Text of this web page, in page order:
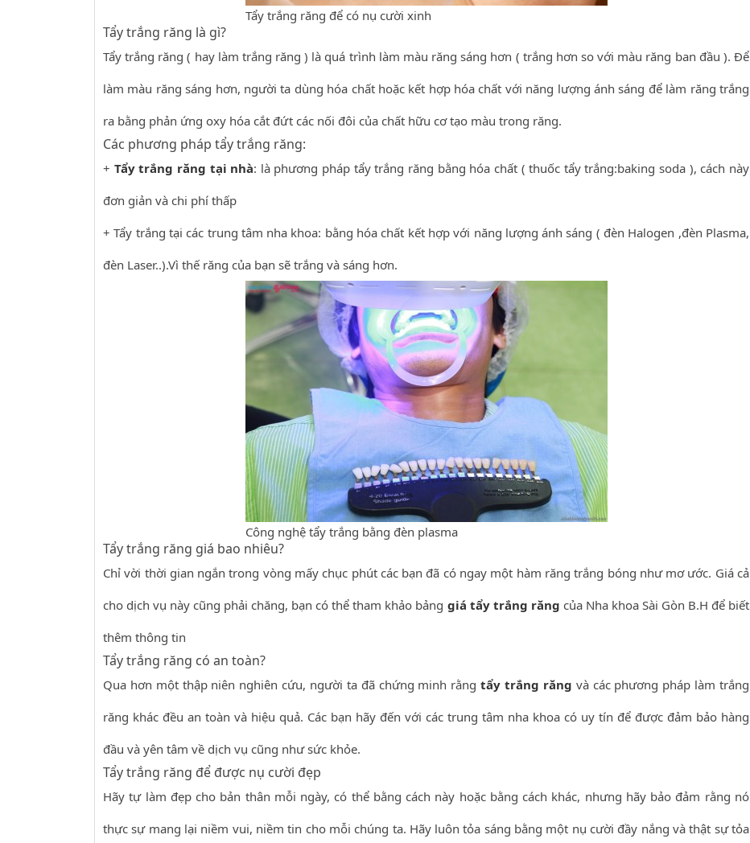
Tẩy trắng răng để có nụ cười xinh
Tẩy trắng răng là gì?
Tẩy trắng răng ( hay làm trắng răng ) là quá trình làm màu răng sáng hơn ( trắng hơn so với màu răng ban đầu ). Để
làm màu răng sáng hơn, người ta dùng hóa chất hoặc kết hợp hóa chất với năng lượng ánh sáng để làm răng trắng
ra bằng phản ứng oxy hóa cắt đứt các nối đôi của chất hữu cơ tạo màu trong răng.
Các phương pháp tẩy trắng răng:
+ Tẩy trắng răng tại nhà: là phương pháp tẩy trắng răng bằng hóa chất ( thuốc tẩy trắng:baking soda ), cách này
đơn giản và chi phí thấp
+ Tẩy trắng tại các trung tâm nha khoa: bằng hóa chất kết hợp với năng lượng ánh sáng ( đèn Halogen ,đèn Plasma,
đèn Laser..).Vì thế răng của bạn sẽ trắng và sáng hơn.
Công nghệ tẩy trắng bằng đèn plasma
Tẩy trắng răng giá bao nhiêu?
Chỉ vời thời gian ngắn trong vòng mấy chục phút các bạn đã có ngay một hàm răng trắng bóng như mơ ước. Giá cả
cho dịch vụ này cũng phải chăng, bạn có thể tham khảo bảng giá tẩy trắng răng của Nha khoa Sài Gòn B.H để biết
thêm thông tin
Tẩy trắng răng có an toàn?
Qua hơn một thập niên nghiên cứu, người ta đã chứng minh rằngtẩy trắng răng và các phương pháp làm trắng
răng khác đều an toàn và hiệu quả. Các bạn hãy đến với các trung tâm nha khoa có uy tín để được đảm bảo hàng
đầu và yên tâm về dịch vụ cũng như sức khỏe.
Tẩy trắng răng để được nụ cười đẹp
Hãy tự làm đẹp cho bản thân mỗi ngày, có thể bằng cách này hoặc bằng cách khác, nhưng hãy bảo đảm rằng nó
thực sự mang lại niềm vui, niềm tin cho mỗi chúng ta. Hãy luôn tỏa sáng bằng một nụ cười đầy nắng và thật sự tỏa